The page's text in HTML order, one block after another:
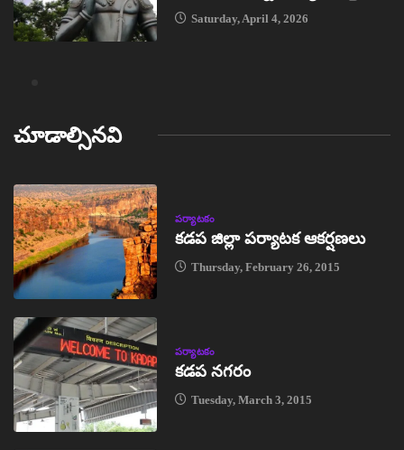
Saturday, April 4, 2026
చూడాల్సినవి
పర్యాటకం
కడప జిల్లా పర్యాటక ఆకర్షణలు
Thursday, February 26, 2015
పర్యాటకం
కడప నగరం
Tuesday, March 3, 2015